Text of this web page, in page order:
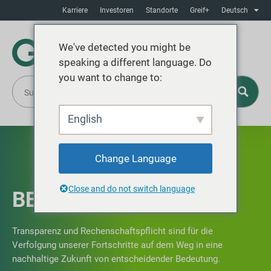
Karriere Investoren Standorte Greif+ Deutsch
BERICHT-DOWNLOADS
Transparenz und Rechenschaftspflicht sind für die
Verfolgung unserer Fortschritte auf dem Weg in eine
nachhaltige Zukunft von entscheidender Bedeutung.
We've detected you might be
speaking a different language. Do
you want to change to:
English
Change Language
Close and do not switch language